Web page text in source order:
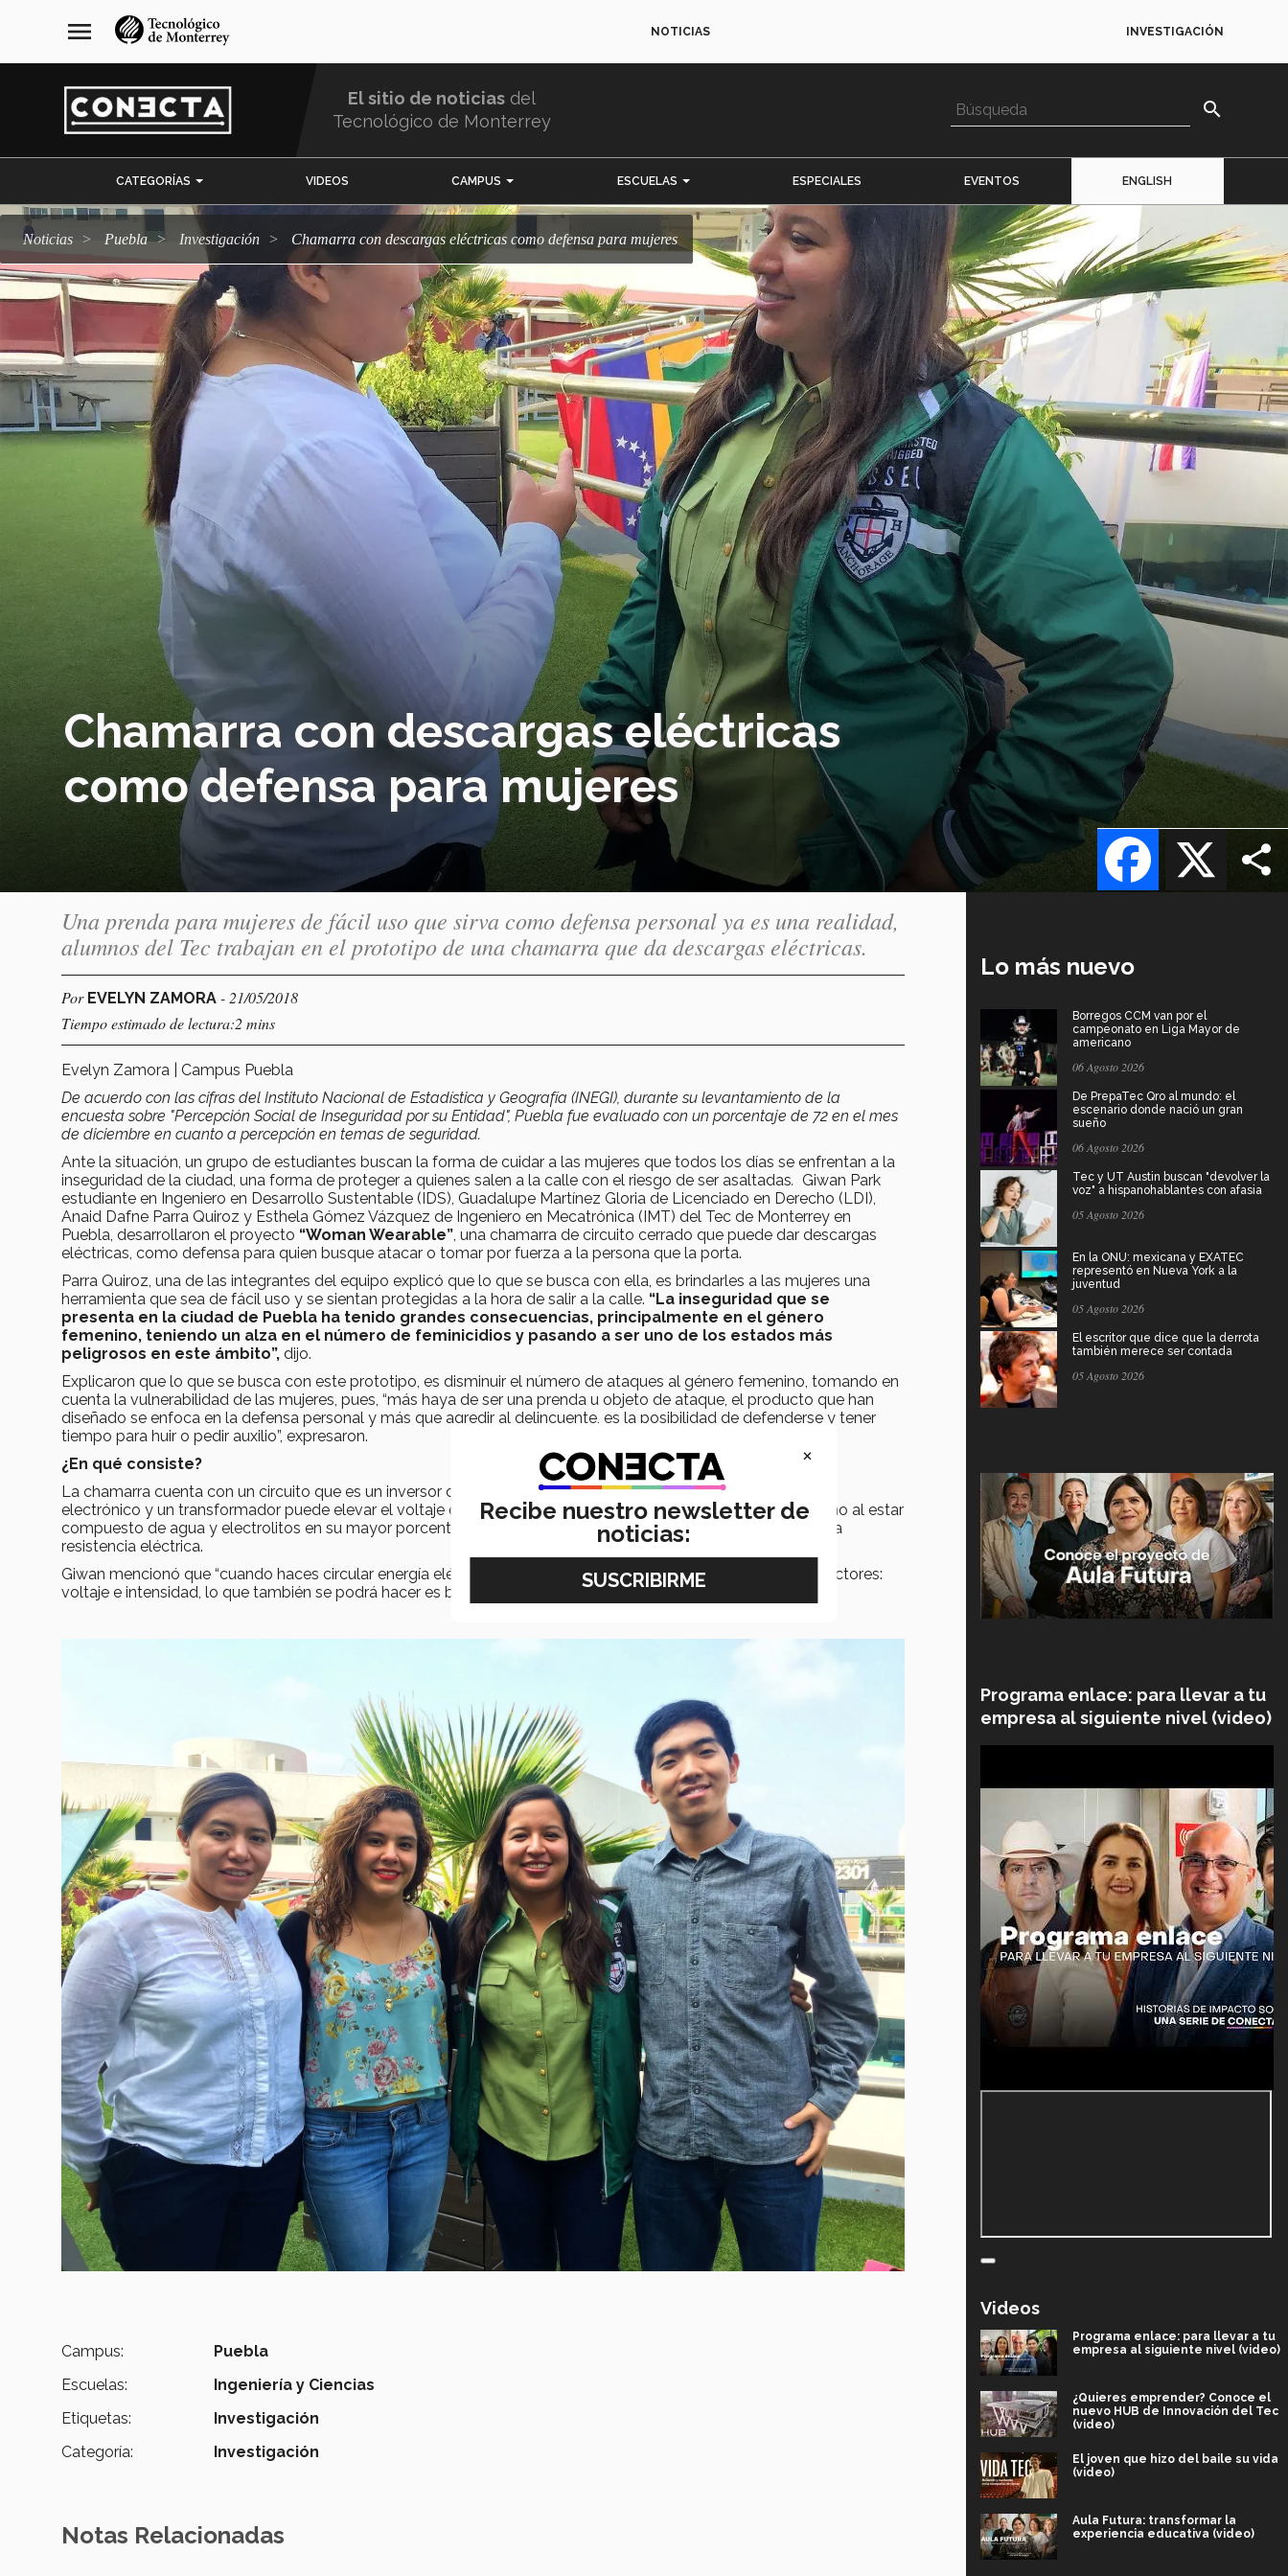
navegación
principal
menu NOTICIAS INVESTIGACIÓN
El sitio de noticias del
Tecnológico de Monterrey
search
CATEGORÍAS VIDEOS CAMPUS ESCUELAS ESPECIALES EVENTOS ENGLISH
Noticias Puebla Investigación Chamarra con descargas eléctricas como defensa para mujeres
Chamarra con descargas eléctricas
como defensa para mujeres
X
Facebook
Una prenda para mujeres de fácil uso que sirva como defensa personal ya es una realidad,
alumnos del Tec trabajan en el prototipo de una chamarra que da descargas eléctricas.
Por EVELYN ZAMORA - 21/05/2018
Tiempo estimado de lectura:2 mins
Evelyn Zamora | Campus Puebla
De acuerdo con las cifras del Instituto Nacional de Estadística y Geografía (INEGI), durante su levantamiento de la
encuesta sobre "Percepción Social de Inseguridad por su Entidad", Puebla fue evaluado con un porcentaje de 72 en el mes
de diciembre en cuanto a percepción en temas de seguridad.
Ante la situación, un grupo de estudiantes buscan la forma de cuidar a las mujeres que todos los días se enfrentan a la
inseguridad de la ciudad, una forma de proteger a quienes salen a la calle con el riesgo de ser asaltadas. Giwan Park
estudiante en Ingeniero en Desarrollo Sustentable (IDS), Guadalupe Martínez Gloria de Licenciado en Derecho (LDI),
Anaid Dafne Parra Quiroz y Esthela Gómez Vázquez de Ingeniero en Mecatrónica (IMT) del Tec de Monterrey en
Puebla, desarrollaron el proyecto “Woman Wearable” , una chamarra de circuito cerrado que puede dar descargas
eléctricas, como defensa para quien busque atacar o tomar por fuerza a la persona que la porta.
Parra Quiroz, una de las integrantes del equipo explicó que lo que se busca con ella, es brindarles a las mujeres una
herramienta que sea de fácil uso y se sientan protegidas a la hora de salir a la calle. “La inseguridad que se
presenta en la ciudad de Puebla ha tenido grandes consecuencias, principalmente en el género
femenino, teniendo un alza en el número de feminicidios y pasando a ser uno de los estados más
peligrosos en este ámbito”, dijo.
Explicaron que lo que se busca con este prototipo, es disminuir el número de ataques al género femenino, tomando en
cuenta la vulnerabilidad de las mujeres, pues, “más haya de ser una prenda u objeto de ataque, el producto que han
diseñado se enfoca en la defensa personal y más que agredir al delincuente, es la posibilidad de defenderse y tener
tiempo para huir o pedir auxilio”, expresaron.
¿En qué consiste?
La chamarra cuenta con un circuito que es un inversor de voltaje; es decir que, a partir de una pila, un oscilador
electrónico y un transformador puede elevar el voltaje de la pila con un mínimo de corriente. El cuerpo humano al estar
compuesto de agua y electrolitos en su mayor porcentaje, funciona como un conductor débil o mejor aun, una
resistencia eléctrica.
Giwan mencionó que “cuando haces circular energía eléctrica a través de una resistencia se consideran dos factores:
voltaje e intensidad, lo que también se podrá hacer es bajar o subir su intensidad.
Campus:
Puebla
Escuelas:
Ingeniería y Ciencias
Etiquetas:
Investigación
Categoría:
Investigación
Notas Relacionadas
Lo más nuevo
Borregos CCM van por el
campeonato en Liga Mayor de
americano
06 Agosto 2026
De PrepaTec Qro al mundo: el
escenario donde nació un gran
sueño
06 Agosto 2026
Tec y UT Austin buscan "devolver la
voz" a hispanohablantes con afasia
05 Agosto 2026
En la ONU: mexicana y EXATEC
representó en Nueva York a la
juventud
05 Agosto 2026
El escritor que dice que la derrota
también merece ser contada
05 Agosto 2026
Programa enlace: para llevar a tu
empresa al siguiente nivel (video)
Videos
Programa enlace: para llevar a tu
empresa al siguiente nivel (video)
¿Quieres emprender? Conoce el
nuevo HUB de Innovación del Tec
(video)
El joven que hizo del baile su vida
(video)
Aula Futura: transformar la
experiencia educativa (video)
×
Recibe nuestro newsletter de
noticias: